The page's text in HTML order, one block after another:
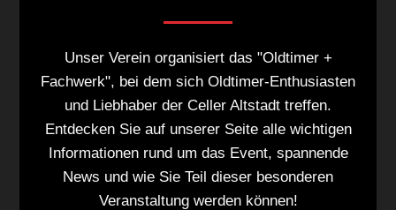
Unser Verein organisiert das "Oldtimer +
Fachwerk", bei dem sich Oldtimer-Enthusiasten
und Liebhaber der Celler Altstadt treffen.
Entdecken Sie auf unserer Seite alle wichtigen
Informationen rund um das Event, spannende
News und wie Sie Teil dieser besonderen
Veranstaltung werden können!